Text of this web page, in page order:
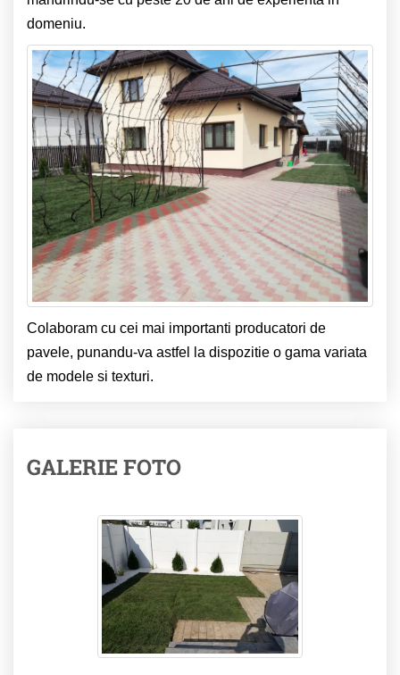
domeniu.
Colaboram cu cei mai importanti producatori de
pavele, punandu-va astfel la dispozitie o gama variata
de modele si texturi.
GALERIE FOTO